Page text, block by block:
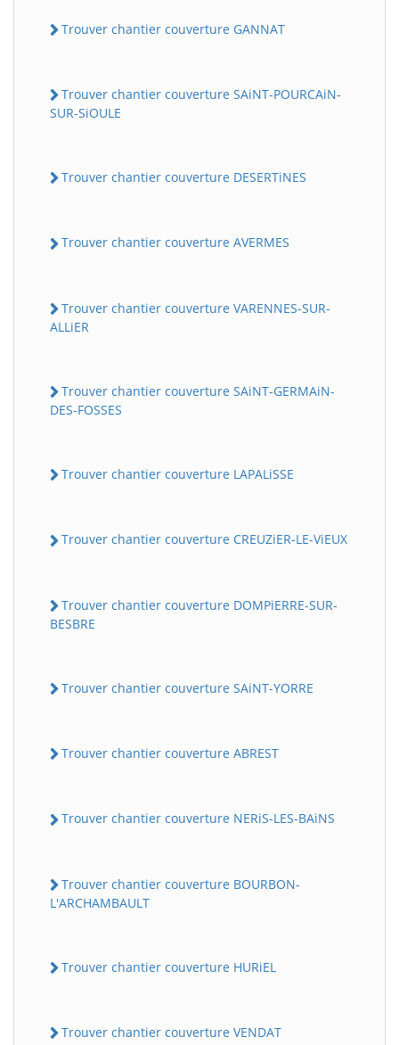
Trouver chantier couverture GANNAT
Trouver chantier couverture SAiNT-POURCAiN-
SUR-SiOULE
Trouver chantier couverture DESERTiNES
Trouver chantier couverture AVERMES
Trouver chantier couverture VARENNES-SUR-
ALLiER
Trouver chantier couverture SAiNT-GERMAiN-
DES-FOSSES
Trouver chantier couverture LAPALiSSE
Trouver chantier couverture CREUZiER-LE-ViEUX
Trouver chantier couverture DOMPiERRE-SUR-
BESBRE
Trouver chantier couverture SAiNT-YORRE
Trouver chantier couverture ABREST
Trouver chantier couverture NERiS-LES-BAiNS
Trouver chantier couverture BOURBON-
L'ARCHAMBAULT
Trouver chantier couverture HURiEL
Trouver chantier couverture VENDAT